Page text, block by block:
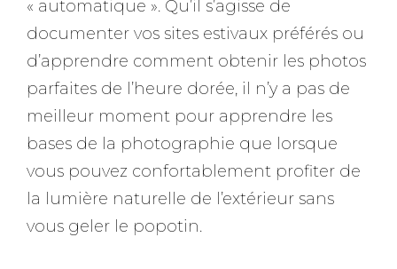
« automatique ». Qu’il s’agisse de
documenter vos sites estivaux préférés ou
d’apprendre comment obtenir les photos
parfaites de l’heure dorée, il n’y a pas de
meilleur moment pour apprendre les
bases de la photographie que lorsque
vous pouvez confortablement profiter de
la lumière naturelle de l’extérieur sans
vous geler le popotin.